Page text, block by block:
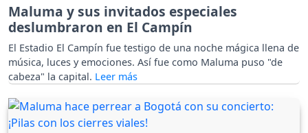
Maluma y sus invitados especiales
deslumbraron en El Campín
El Estadio El Campín fue testigo de una noche mágica llena de
música, luces y emociones. Así fue como Maluma puso "de
cabeza" la capital.